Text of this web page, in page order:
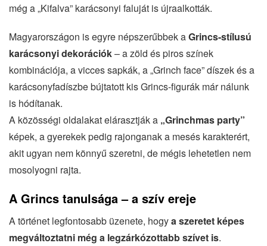
még a „Kifalva” karácsonyi faluját is újraalkották.
Magyarországon is egyre népszerűbbek aGrincs-stílusú
karácsonyi dekorációk– a zöld és piros színek
kombinációja, a vicces sapkák, a „Grinch face” díszek és a
karácsonyfadíszbe bújtatott kis Grincs-figurák már nálunk
is hódítanak.
A közösségi oldalakat elárasztják a „Grinchmas party”
képek, a gyerekek pedig rajonganak a mesés karakterért,
akit ugyan nem könnyű szeretni, de mégis lehetetlen nem
mosolyogni rajta.
A Grincs tanulsága – a szív ereje
A történet legfontosabb üzenete, hogya szeretet képes
megváltoztatni még a legzárkózottabb szívet is.